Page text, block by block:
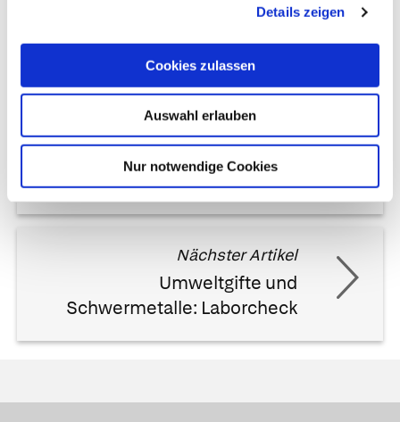
Details zeigen
Cookies zulassen
Auswahl erlauben
Nur notwendige Cookies
Vorheriger Artikel
Rheuma-Laborcheck
Nächster Artikel
Umweltgifte und
Schwermetalle: Laborcheck